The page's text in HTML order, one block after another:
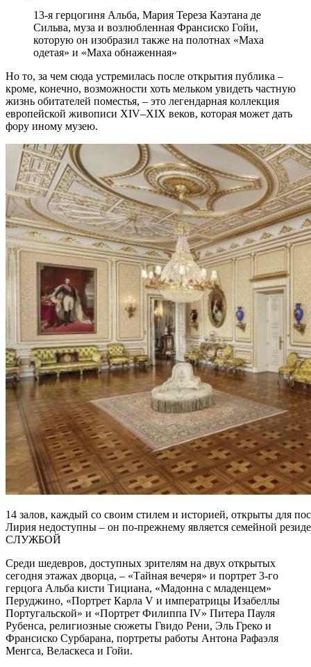
13-я герцогиня Альба, Мария Тереза Каэтана де
Сильва, муза и возлюбленная Франсиско Гойи,
которую он изобразил также на полотнах «Маха
одетая» и «Маха обнаженная»
Но то, за чем сюда устремилась после открытия публика –
кроме, конечно, возможности хоть мельком увидеть частную
жизнь обитателей поместья, – это легендарная коллекция
европейской живописи XIV–XIX веков, которая может дать
фору иному музею.
14 залов, каждый со своим стилем и историей, открыты для
Лирия недоступны – он по-прежнему является семейной
СЛУЖБОЙ
Среди шедевров, доступных зрителям на двух открытых
сегодня этажах дворца, – «Тайная вечеря» и портрет 3-го
герцога Альба кисти Тициана, «Мадонна с младенцем»
Перуджино, «Портрет Карла V и императрицы Изабеллы
Португальской» и «Портрет Филиппа IV» Питера Пауля
Рубенса, религиозные сюжеты Гвидо Рени, Эль Греко и
Франсиско Сурбарана, портреты работы Антона Рафаэля
Менгса, Веласкеса и Гойи.